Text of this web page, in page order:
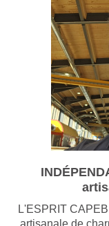
L'ESPRIT